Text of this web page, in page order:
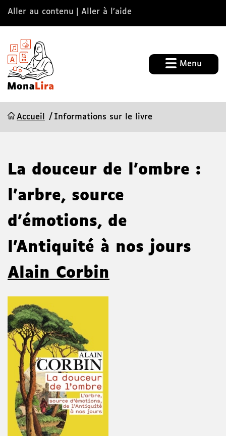
Aller au contenu Aller à l’aide
Menu
Accueil Informations sur le livre
La douceur de l'ombre :
l'arbre, source
d'émotions, de
l'Antiquité à nos jours
Alain Corbin